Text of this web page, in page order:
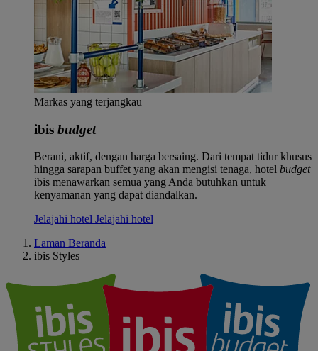
Markas yang terjangkau
ibis budget
Berani, aktif, dengan harga bersaing. Dari tempat tidur khusus
hingga sarapan buffet yang akan mengisi tenaga, hotel budget
ibis menawarkan semua yang Anda butuhkan untuk
kenyamanan yang dapat diandalkan.
Jelajahi hotel Jelajahi hotel
Laman Beranda
ibis Styles